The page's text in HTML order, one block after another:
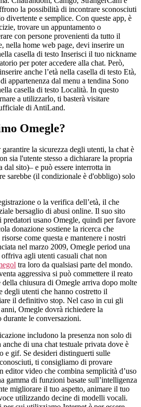
la possibilità di incontrare sconosciuti
divertente e semplice. Con queste app, è
trovare un appuntamento o
con persone provenienti da tutto il
nella home web page, devi inserire un
casella di testo Inserisci il tuo nickname
per poter accedere alla chat. Però,
anche l’età nella casella di testo Età,
appartenenza dal menu a tendina Sono
casella di testo Località. In questo
a utilizzarlo, ti basterà visitare
di AntiLand.
Omegle?
la sicurezza degli utenti, la chat è
sia l'utente stesso a dichiarare la propria
dal sito)– e può essere interrotta in
sarebbe (il condizionale è d'obbligo) solo
o la verifica dell’età, il che
bersaglio di abusi online. Il suo sito
predatori usano Omegle, quindi per favore
donazione sostiene la ricerca che
come questa e mantenere i nostri
nel marzo 2009, Omegle period una
agli utenti casuali chat non
tra loro da qualsiasi parte del mondo.
aggressiva si può commettere il reato
chiusura di Omegle arriva dopo molte
degli utenti che hanno costretto il
il definitivo stop. Nel caso in cui gli
Omegle dovrà richiedere la
le conversazioni.
includono la presenza non solo di
di una chat testuale privata dove è
e gif. Se desideri distinguerti sulle
ti consigliamo di provare
editor video che combina semplicità d’uso
gamma di funzioni basate sull’intelligenza
migliorare il tuo aspetto, animare il tuo
utilizzando decine di modelli vocali.